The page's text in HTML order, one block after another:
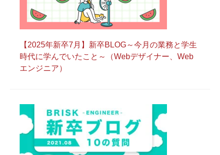
【2025年新卒7月】新卒BLOG～今月の業務と学生
時代に学んでいたこと～（Webデザイナー、Web
エンジニア）